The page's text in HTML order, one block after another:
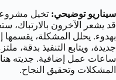
سيناريو توضيحي: تخيل
قد يشعر الآخرون بالارتباك،
بهدوء. يحلل المشكلة،
جديدة، ويتابع التنفيذ بدقة،
ساعات عمل إضافية. جديته
المشكلات وتحقيق النجاح.